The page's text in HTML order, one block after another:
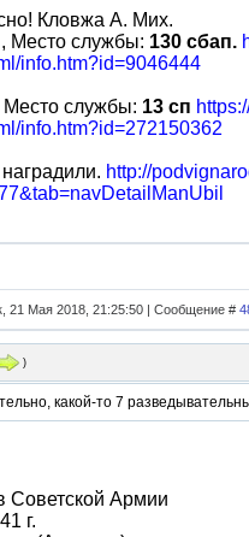
Кловжа А. Мих.
Место службы: 130 сбап.
info.htm?id=9046444
Место службы: 13 сп
info.htm?id=272150362
http://
21 Мая 2018, 21:25:50 | Сообщение #
)
какой-то 7
Советской Армии
г.